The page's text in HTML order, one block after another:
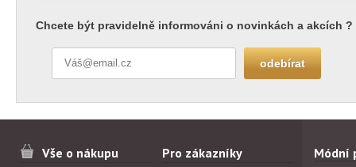
Chcete být pravidelně informováni o novinkách a akcích ?
Vše o nákupu Pro zákazníky Módní